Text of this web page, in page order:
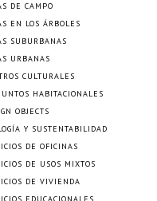
DE CAMPO
EN LOS ÁRBOLES
SUBURBANAS
URBANAS
CULTURALES
HABITACIONALES
OBJECTS
Y SUSTENTABILIDAD
DE OFICINAS
DE USOS MIXTOS
DE VIVIENDA